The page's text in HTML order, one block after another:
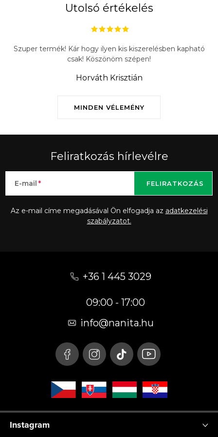
Utolsó értékelés
MINDEN VÉLEMÉNY
Szuper termék! Kár hogy ilyen kis kiszerelésben kapható
csak! Köszönöm szépen!
Horváth Krisztián
Feliratkozás hírlevélre
E-mail
Az e-mail címe megadásával Ön elfogadja az adatkezelési
szabályzatot.
FELIRATKOZÁS
+36 1 445 3029
09:00 - 17:00
info@nanita.hu
Instagram